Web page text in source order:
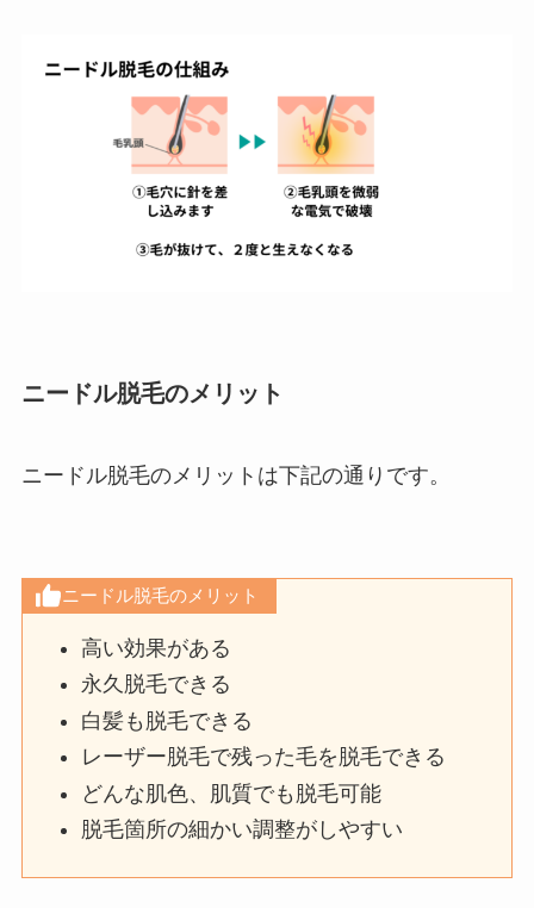
ニードル脱毛のメリット
ニードル脱毛のメリットは下記の通りです。
ニードル脱毛のメリット
高い効果がある
永久脱毛できる
白髪も脱毛できる
レーザー脱毛で残った毛を脱毛できる
どんな肌色、肌質でも脱毛可能
脱毛箇所の細かい調整がしやすい